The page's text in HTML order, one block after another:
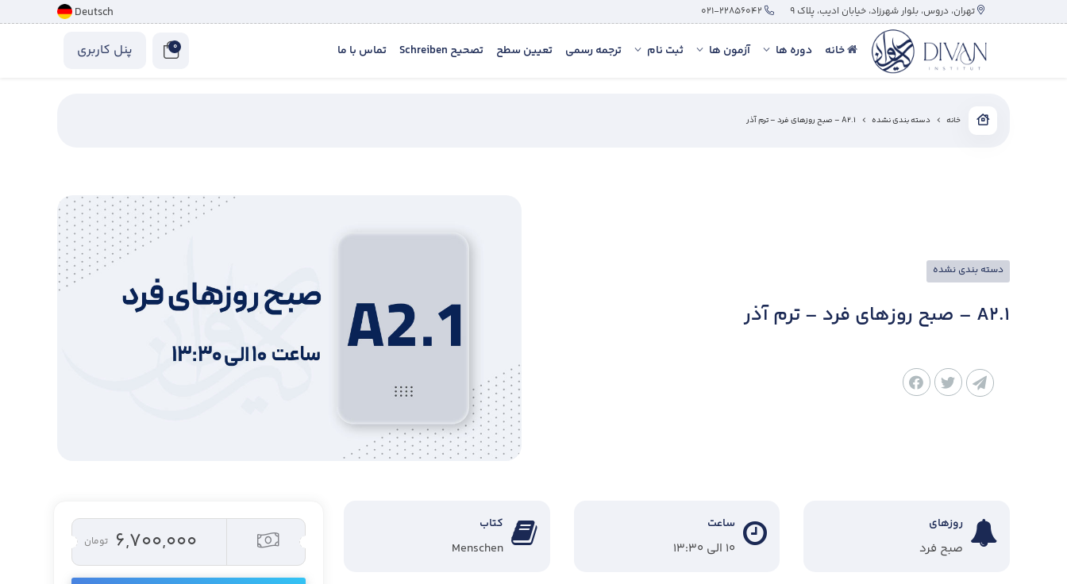
تهران، دروس، بلوار شهرزاد، خیابان ادیب، پلاک ۹ Deutsch
خانه دوره ها آزمون ها ثبت نام ترجمه رسمی تعیین سطح تصحیح Schreiben تماس با ما 0 پنل کاربری
خانه دسته بندی نشده A2.1 – صبح روزهای فرد – ترم آذر
دسته بندی نشده
A2.1 – صبح روزهای فرد – ترم آذر
روزهای
صبح فرد
ساعت
۱۰ الی ۱۳:۳۰
کتاب
Menschen ۶,۷۰۰,۰۰۰ تومان